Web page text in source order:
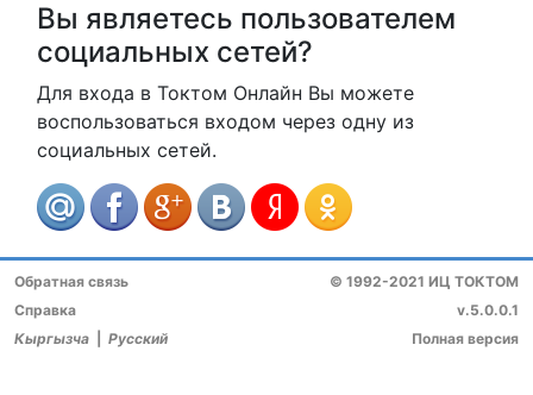
Вы являетесь пользователем
социальных сетей?
Для входа в Токтом Онлайн Вы можете
воспользоваться входом через одну из
социальных сетей.
© 1992-2021 ИЦ ТОКТОМ
v.5.0.0.1
Полная версия
Обратная связь
Справка
Кыргызча
Русский